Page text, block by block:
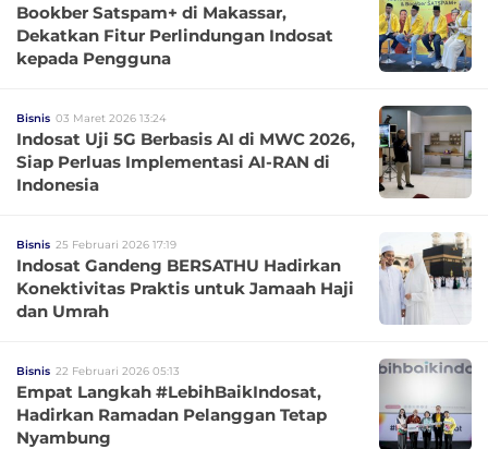
Bookber Satspam+ di Makassar,
Dekatkan Fitur Perlindungan Indosat
kepada Pengguna
Bisnis 03 Maret 2026 13:24
Indosat Uji 5G Berbasis AI di MWC 2026,
Siap Perluas Implementasi AI-RAN di
Indonesia
Bisnis 25 Februari 2026 17:19
Indosat Gandeng BERSATHU Hadirkan
Konektivitas Praktis untuk Jamaah Haji
dan Umrah
Bisnis 22 Februari 2026 05:13
Empat Langkah #LebihBaikIndosat,
Hadirkan Ramadan Pelanggan Tetap
Nyambung